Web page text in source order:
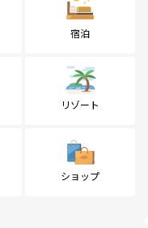
宿泊
リゾート
ショップ